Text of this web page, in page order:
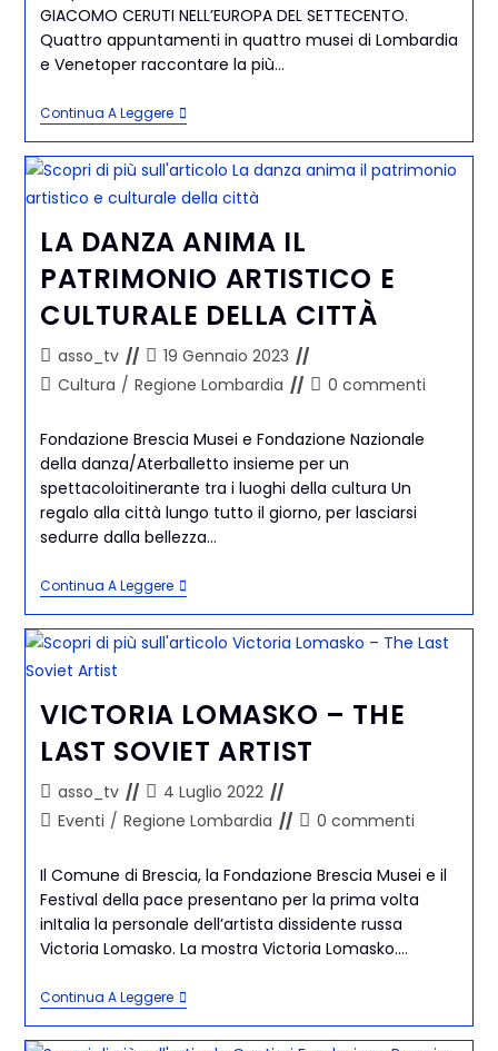
GIACOMO CERUTI NELL’EUROPA DEL SETTECENTO.
Quattro appuntamenti in quattro musei di Lombardia
e Venetoper raccontare la più…
Continua A Leggere
LA DANZA ANIMA IL
PATRIMONIO ARTISTICO E
CULTURALE DELLA CITTÀ
asso_tv
19 Gennaio 2023
Cultura / Regione Lombardia 0 commenti
Fondazione Brescia Musei e Fondazione Nazionale
della danza/Aterballetto insieme per un
spettacoloitinerante tra i luoghi della cultura Un
regalo alla città lungo tutto il giorno, per lasciarsi
sedurre dalla bellezza…
Continua A Leggere
VICTORIA LOMASKO – THE
LAST SOVIET ARTIST
asso_tv
4 Luglio 2022
Eventi / Regione Lombardia 0 commenti
Il Comune di Brescia, la Fondazione Brescia Musei e il
Festival della pace presentano per la prima volta
inItalia la personale dell’artista dissidente russa
Victoria Lomasko. La mostra Victoria Lomasko.…
Continua A Leggere